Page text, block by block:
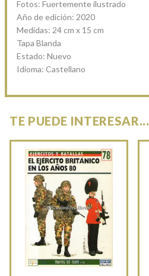
Fotos: Fuertemente ilustrado
Año de edición: 2020
Medidas: 24 cm x 15 cm
Tapa Blanda
Estado: Nuevo
Idioma: Castellano
TE PUEDE INTERESAR...